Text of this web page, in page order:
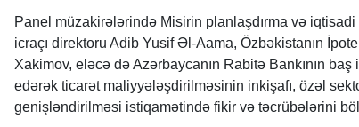
Panel müzakirələrində Misirin planlaşdırma və
icraçı direktoru Adib Yusif Əl-Aama, Özbəkistanın
Xakimov, eləcə də Azərbaycanın Rabitə Bankının baş
edərək ticarət maliyyələşdirilməsinin inkişafı, özəl
genişləndirilməsi istiqamətində fikir və təcrübələrini